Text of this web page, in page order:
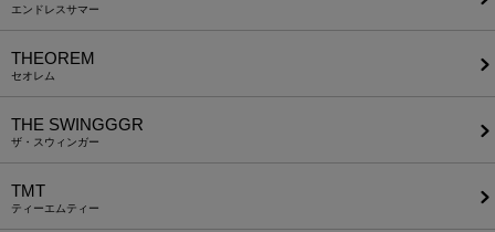
エンドレスサマー
THEOREM
セオレム
THE SWINGGGR
ザ・スウィンガー
TMT
ティーエムティー